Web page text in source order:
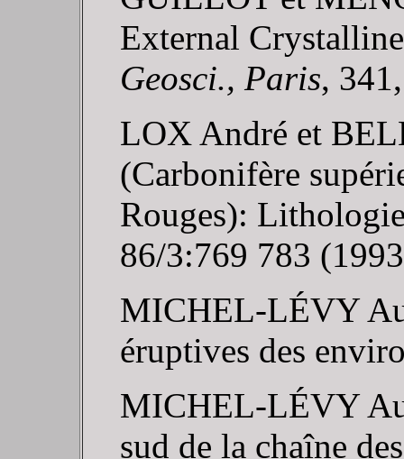
External
Geosci., Paris, 341
LOX André et
(Carbonifère
Rouges):
86/3:769 783
MICHEL-LÉVY
éruptives des
MICHEL-LÉVY
sud de la chaîne